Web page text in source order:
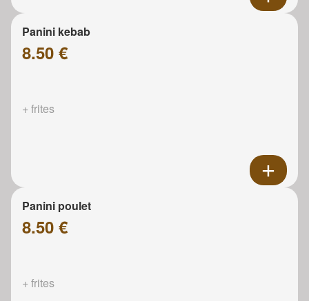
Panini kebab
8.50 €
+ frites
Panini poulet
8.50 €
+ frites